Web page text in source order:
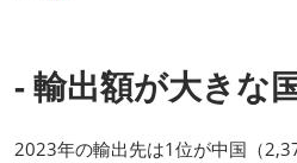
- 輸出額が大きな
2023年の輸出先は1位が中国（